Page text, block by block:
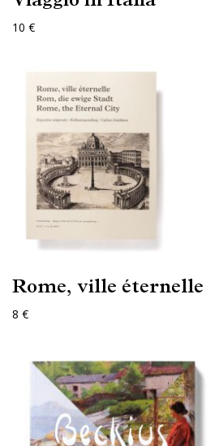
10 €
Rome, ville éternelle
8 €